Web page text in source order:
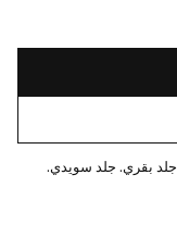
Craft your own story feat. Hailey Bieber. 100% جلد بقري. جلد سويدي.